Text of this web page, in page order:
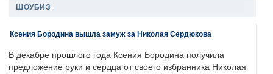
ШОУБИЗ
Ксения Бородина вышла замуж за Николая Сердюкова
В декабре прошлого года Ксения Бородина получила
предложение руки и сердца от своего избранника Николая